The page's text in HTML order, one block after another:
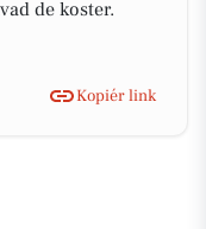
de koster.
Kopiér link